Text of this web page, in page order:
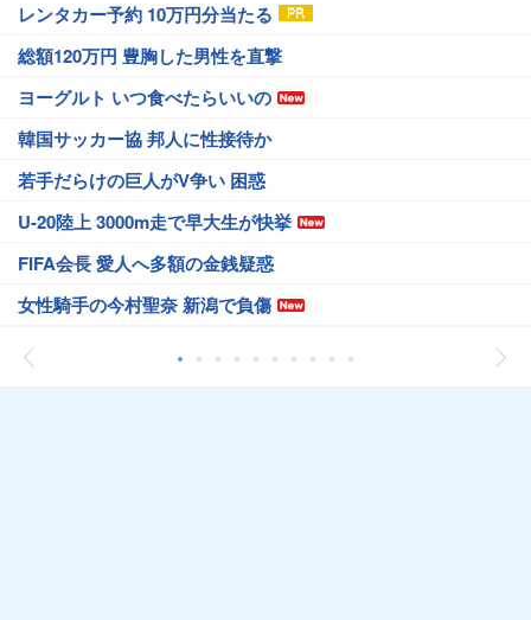
レンタカー予約 10万円分当たる
総額120万円 豊胸した男性を直撃
ヨーグルト いつ食べたらいいの
韓国サッカー協 邦人に性接待か
若手だらけの巨人がV争い 困惑
U-20陸上 3000m走で早大生が快挙
FIFA会長 愛人へ多額の金銭疑惑
女性騎手の今村聖奈 新潟で負傷